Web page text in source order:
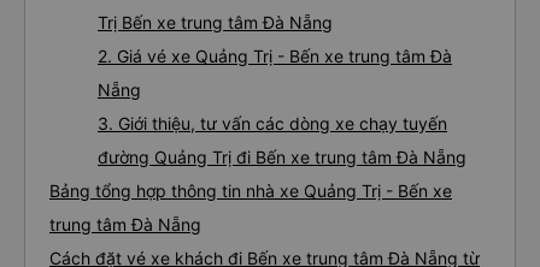
Trị Bến xe trung tâm Đà Nẵng
2. Giá vé xe Quảng Trị - Bến xe trung tâm Đà
Nẵng
3. Giới thiệu, tư vấn các dòng xe chạy tuyến
đường Quảng Trị đi Bến xe trung tâm Đà Nẵng
Bảng tổng hợp thông tin nhà xe Quảng Trị - Bến xe
trung tâm Đà Nẵng
Cách đặt vé xe khách đi Bến xe trung tâm Đà Nẵng từ